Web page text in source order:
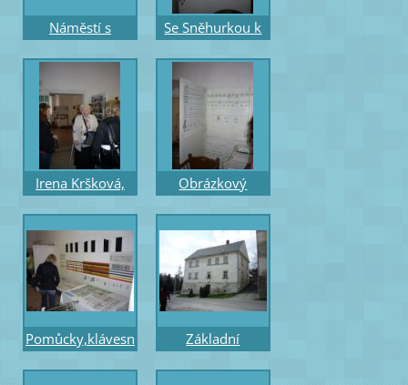
Náměstí s
sloupem
Se Sněhurkou k
učebních
pomůcek IK
Irena Kršková,
J.A.Komenského
představuje
expozici
Obrázkový
pomlkami
Pomůcky,klávesn
Základní